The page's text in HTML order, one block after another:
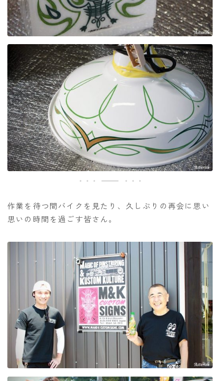
作業を待つ間バイクを見たり、久しぶりの再会に思い
思いの時間を過ごす皆さん。